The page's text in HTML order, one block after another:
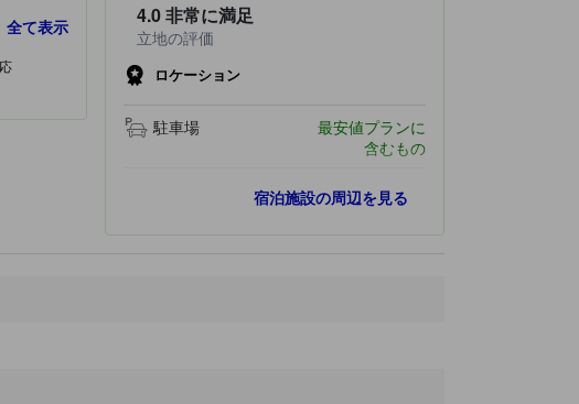
全て表示 4.0非常に満足
立地の評価
ロケーション
駐車場
最安値プランに
含むもの
宿泊施設の周辺を見る